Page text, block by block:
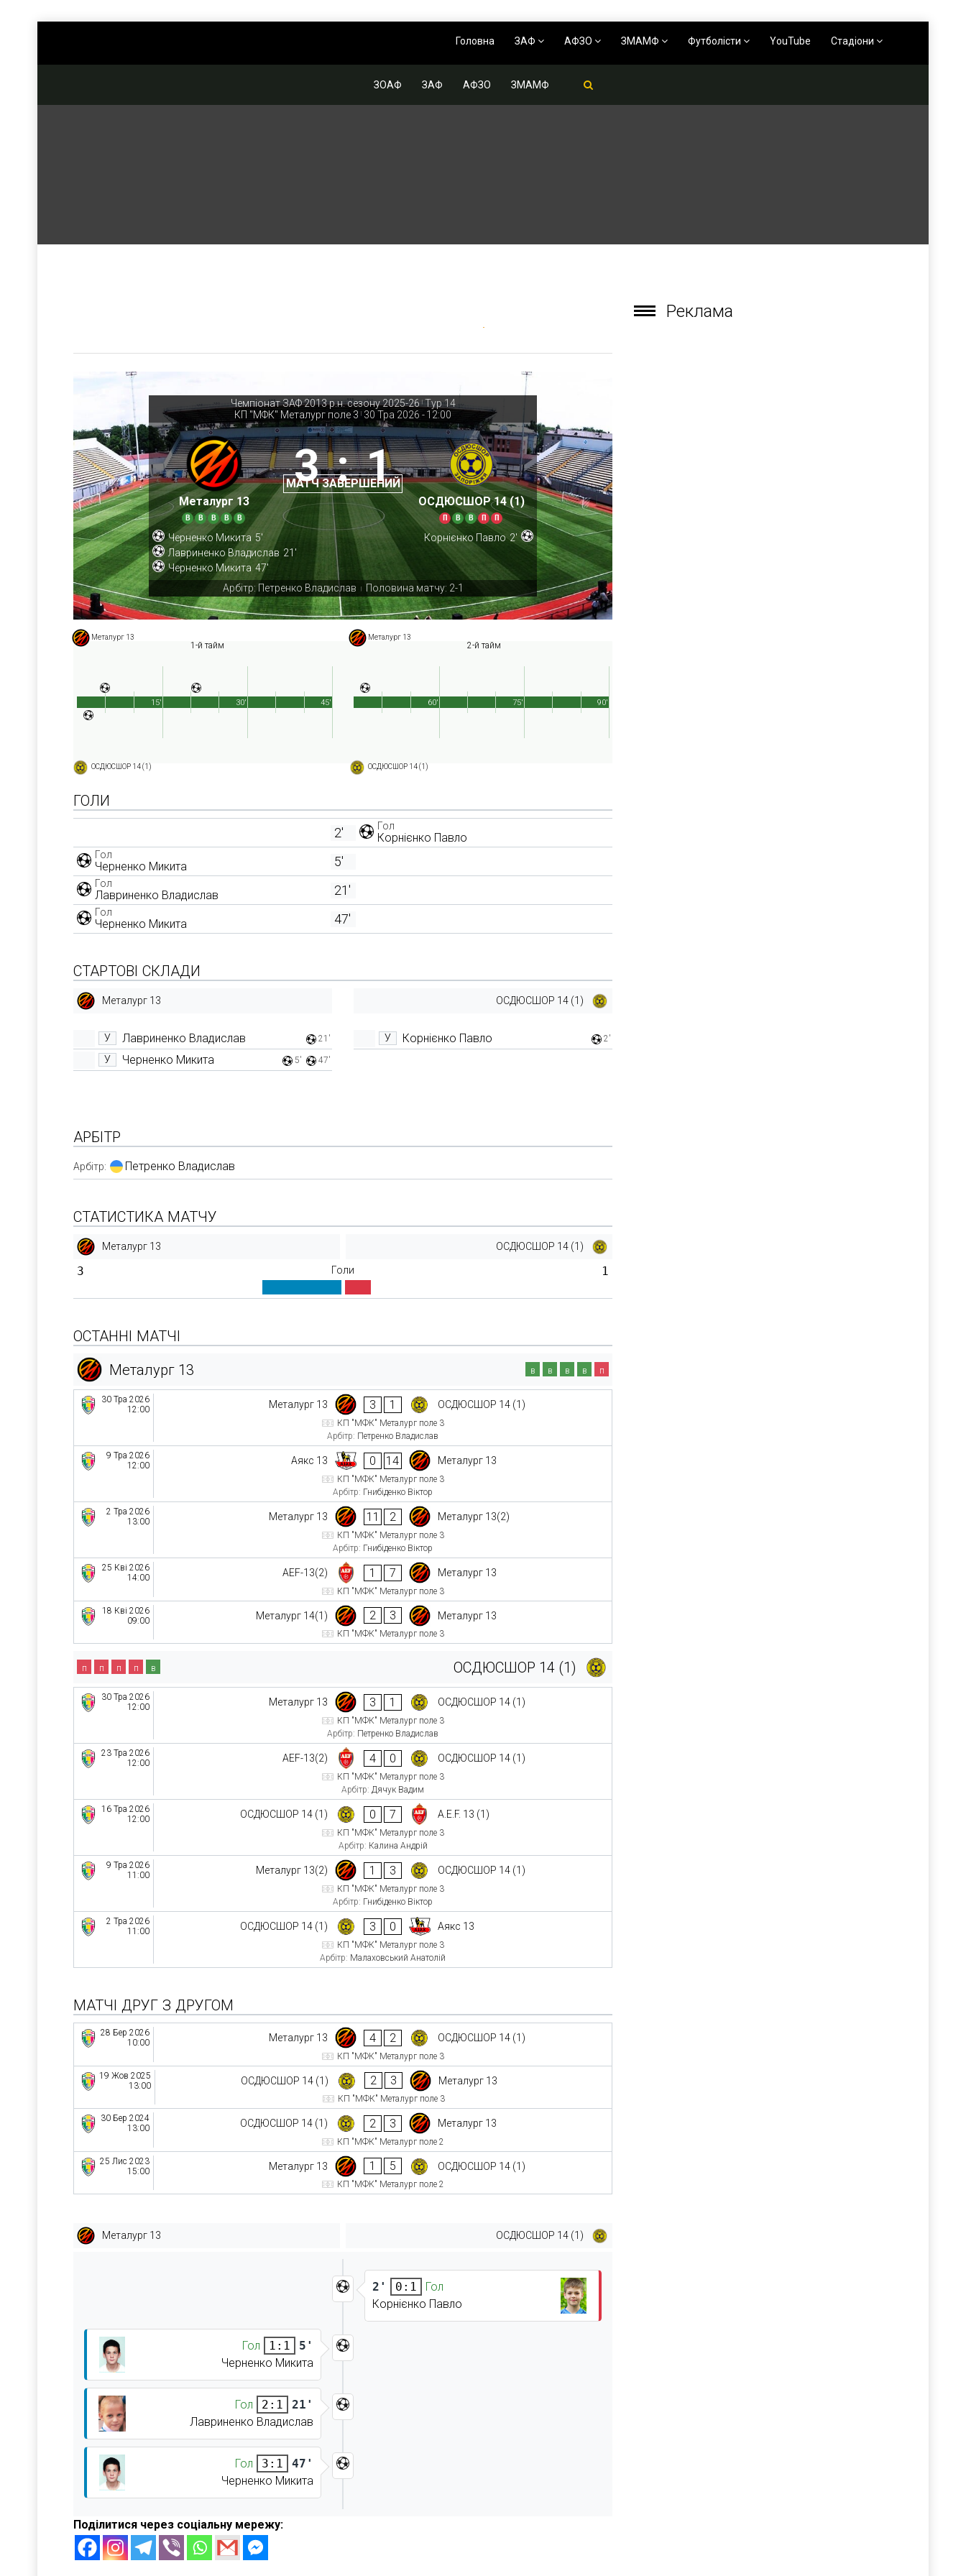
Головна ЗАФ АФЗО ЗМАМФ Футболісти YouTube Стадіони
ЗОАФ ЗАФ АФЗО ЗМАМФ
Чемпіонат ЗАФ 2013 р.н. сезону 2025-26 | Тур 14
КП "МФК" Металург поле 3 | 30 Тра 2026 - 12:00
Металург 13
В В В В В
3 : 1
МАТЧ ЗАВЕРШЕНИЙ
ОСДЮСШОР 14 (1)
П В В П П
Черненко Микита 5'
Лавриненко Владислав 21'
Черненко Микита 47'
Корнієнко Павло 2'
Арбітр: Петренко Владислав | Половина матчу: 2-1
Металург 13
1-й тайм
ОСДЮСШОР 14 (1)
45'
15' 30'
Металург 13
2-й тайм
ОСДЮСШОР 14 (1)
90'
60' 75'
ГОЛИ
2' Гол
Корнієнко Павло
Гол
Черненко Микита 5'
Гол
Лавриненко Владислав 21'
Гол
Черненко Микита 47'
СТАРТОВІ СКЛАДИ
Металург 13
У Лавриненко Владислав 21'
У Черненко Микита 5' 47'
ОСДЮСШОР 14 (1)
У Корнієнко Павло 2'
АРБІТР
Арбітр: Петренко Владислав
СТАТИСТИКА МАТЧУ
Металург 13 ОСДЮСШОР 14 (1)
3 Голи 1
ОСТАННІ МАТЧІ
Металург 13
в в в в п
30 Тра 2026
12:00
Металург 13 3 1 ОСДЮСШОР 14 (1)
КП "МФК" Металург поле 3
Арбітр: Петренко Владислав
9 Тра 2026
12:00
Аякс 13 0 14 Металург 13
КП "МФК" Металург поле 3
Арбітр: Гнибіденко Віктор
2 Тра 2026
13:00
Металург 13 11 2 Металург 13(2)
КП "МФК" Металург поле 3
Арбітр: Гнибіденко Віктор
25 Кві 2026
14:00
AEF-13(2) 1 7 Металург 13
КП "МФК" Металург поле 3
18 Кві 2026
09:00
Металург 14(1) 2 3 Металург 13
КП "МФК" Металург поле 3
ОСДЮСШОР 14 (1)
п п п п в
30 Тра 2026
12:00
Металург 13 3 1 ОСДЮСШОР 14 (1)
КП "МФК" Металург поле 3
Арбітр: Петренко Владислав
23 Тра 2026
12:00
AEF-13(2) 4 0 ОСДЮСШОР 14 (1)
КП "МФК" Металург поле 3
Арбітр: Дячук Вадим
16 Тра 2026
12:00
ОСДЮСШОР 14 (1) 0 7 A.E.F. 13 (1)
КП "МФК" Металург поле 3
Арбітр: Калина Андрій
9 Тра 2026
11:00
Металург 13(2) 1 3 ОСДЮСШОР 14 (1)
КП "МФК" Металург поле 3
Арбітр: Гнибіденко Віктор
2 Тра 2026
11:00
ОСДЮСШОР 14 (1) 3 0 Аякс 13
КП "МФК" Металург поле 3
Арбітр: Малаховський Анатолій
МАТЧІ ДРУГ З ДРУГОМ
28 Бер 2026
10:00
Металург 13 4 2 ОСДЮСШОР 14 (1)
КП "МФК" Металург поле 3
19 Жов 2025
13:00
ОСДЮСШОР 14 (1) 2 3 Металург 13
КП "МФК" Металург поле 3
30 Бер 2024
13:00
ОСДЮСШОР 14 (1) 2 3 Металург 13
КП "МФК" Металург поле 2
25 Лис 2023
15:00
Металург 13 1 5 ОСДЮСШОР 14 (1)
КП "МФК" Металург поле 2
Металург 13 ОСДЮСШОР 14 (1)
2' 0:1
Гол
Корнієнко Павло
Гол 1:1
5'
Черненко Микита
Гол 2:1
21'
Лавриненко Владислав
Гол 3:1
47'
Черненко Микита
Поділитися через соціальну мережу:
Реклама